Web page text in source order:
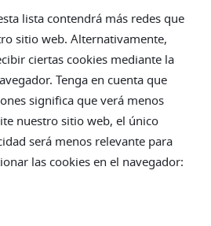
lista contendrá más redes que
sitio web. Alternativamente,
ciertas cookies mediante la
Tenga en cuenta que
significa que verá menos
nuestro sitio web, el único
será menos relevante para
las cookies en el navegador: